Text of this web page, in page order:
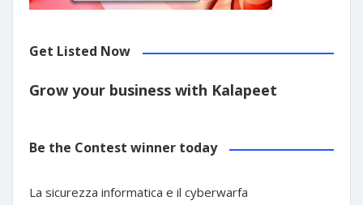
Get Listed Now
Grow your business with Kalapeet
Be the Contest winner today
La sicurezza informatica e il cyberwarfa